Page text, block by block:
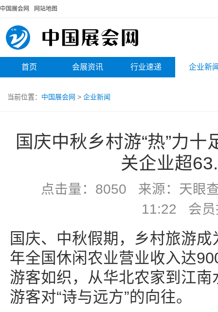
中国展会网 网站地图
首页 会展资讯 行业速递 企业新
当前位置： 中国展会网 > 企业新闻
国庆中秋乡村游“热”力
关企业超
点击量：8050 来源：天眼
11:22 会员
国庆、中秋假期，乡村旅游
年全国休闲农业营业收入达
游客如织，从华北农家到江
游客对“诗与远方”的向往。